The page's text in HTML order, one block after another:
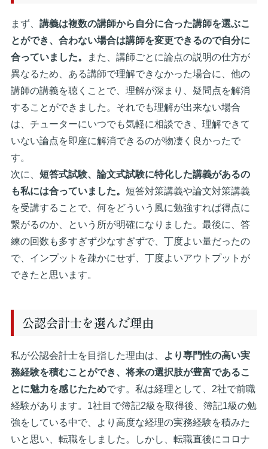
まず、 講義は複数の講師から自分に合った講師を選ぶこ
とができ、合わない場合は講師を変更できるので自分に
合っていました。
また、講師ごとに論点の説明の仕方が
異なるため、ある講師で理解できなかった場合に、他の
講師の講義を聴くことで、理解が深まり、疑問点を解消
することができました。それでも理解が出来ない場合
は、チューターにいつでも気軽に相談でき、理解できて
いない論点を即座に解消できるのが物凄く良かったで
す。
次に、 短答式試験、論文式試験に特化した講義があるの
も私には合っていました。 短答対策講義や論文対策講義
を受講することで、何をどういう風に勉強すれば得点に
繋がるのか、という所が明確になりました。最後に、答
練の回数も多すぎず少なすぎずで、丁度よい量だったの
で、インプットを疎かにせず、丁度よいアウトプットが
できたと思います。
公認会計士を選んだ理由
私が公認会計士を目指した理由は、
より専門性の高い実
務経験を積むことができ、将来の選択肢が豊富であるこ
とに魅力を感じたためです。私は経理として、2社で前職
経験があります。1社目で簿記2級を取得後、簿記1級の勉
強をしている中で、より高度な経理の実務経験を積みた
いと思い、転職をしました。しかし、転職直後にコロナ